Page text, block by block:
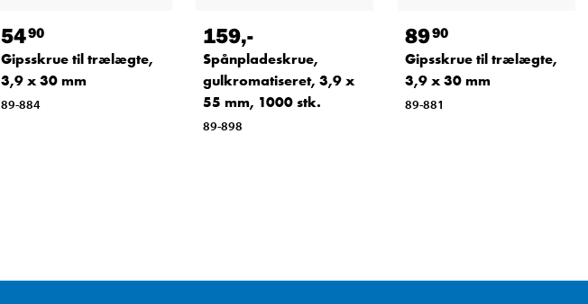
5490
Gipsskrue til trælægte,
3,9 x 30 mm
89-884
159,-
Spånpladeskrue,
gulkromatiseret, 3,9 x
55 mm, 1000 stk.
89-898
8990
Gipsskrue til trælægte,
3,9 x 30 mm
89-881